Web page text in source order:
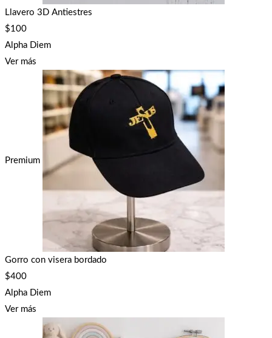
Llavero 3D Antiestres
$100
Alpha Diem
Ver más
Premium
Gorro con visera bordado
$400
Alpha Diem
Ver más